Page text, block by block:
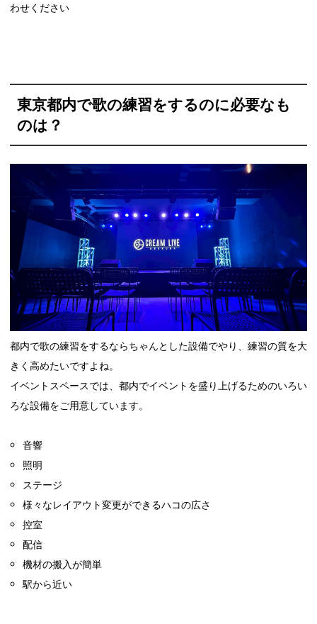
わせください
東京都内で歌の練習をするのに必要なも
のは？
都内で歌の練習をするならちゃんとした設備でやり、練習の質を大
きく高めたいですよね。
イベントスペースでは、都内でイベントを盛り上げるためのいろい
ろな設備をご用意しています。
音響
照明
ステージ
様々なレイアウト変更ができるハコの広さ
控室
配信
機材の搬入が簡単
駅から近い